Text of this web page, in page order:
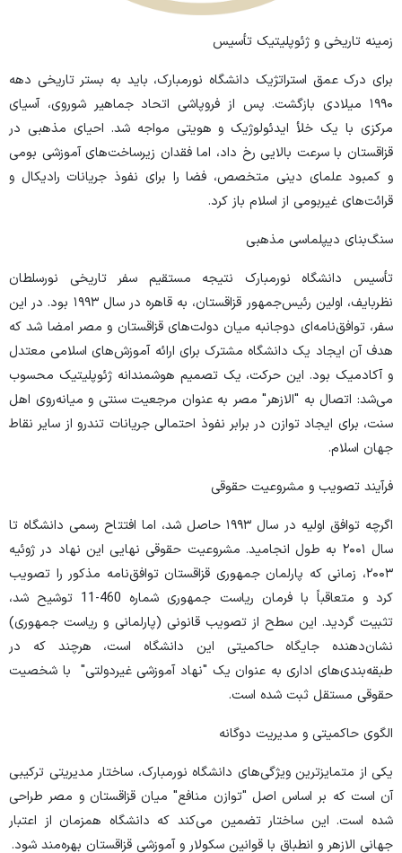
زمینه تاریخی و ژئوپلیتیک تأسیس
برای درک عمق استراتژیک دانشگاه نورمبارک، باید به بستر تاریخی دهه
۱۹۹۰ میلادی بازگشت. پس از فروپاشی اتحاد جماهیر شوروی، آسیای
مرکزی با یک خلأ ایدئولوژیک و هویتی مواجه شد. احیای مذهبی در
قزاقستان با سرعت بالایی رخ داد، اما فقدان زیرساخت‌های آموزشی بومی
و کمبود علمای دینی متخصص، فضا را برای نفوذ جریانات رادیکال و
قرائت‌های غیربومی از اسلام باز کرد.
سنگ‌بنای دیپلماسی مذهبی
تأسیس دانشگاه نورمبارک نتیجه مستقیم سفر تاریخی نورسلطان
نظربایف، اولین رئیس‌جمهور قزاقستان، به قاهره در سال ۱۹۹۳ بود. در این
سفر، توافق‌نامه‌ای دوجانبه میان دولت‌های قزاقستان و مصر امضا شد که
هدف آن ایجاد یک دانشگاه مشترک برای ارائه آموزش‌های اسلامی معتدل
و آکادمیک بود. این حرکت، یک تصمیم هوشمندانه ژئوپلیتیک محسوب
می‌شد: اتصال به "الازهر" مصر به عنوان مرجعیت سنتی و میانه‌روی اهل
سنت، برای ایجاد توازن در برابر نفوذ احتمالی جریانات تندرو از سایر نقاط
جهان اسلام.
فرآیند تصویب و مشروعیت حقوقی
اگرچه توافق اولیه در سال ۱۹۹۳ حاصل شد، اما افتتاح رسمی دانشگاه تا
سال ۲۰۰۱ به طول انجامید. مشروعیت حقوقی نهایی این نهاد در ژوئیه
۲۰۰۳، زمانی که پارلمان جمهوری قزاقستان توافق‌نامه مذکور را تصویب
کرد و متعاقباً با فرمان ریاست جمهوری شماره 460-11 توشیح شد،
تثبیت گردید. این سطح از تصویب قانونی (پارلمانی و ریاست جمهوری)
نشان‌دهنده جایگاه حاکمیتی این دانشگاه است، هرچند که در
طبقه‌بندی‌های اداری به عنوان یک "نهاد آموزشی غیردولتی" با شخصیت
حقوقی مستقل ثبت شده است.
الگوی حاکمیتی و مدیریت دوگانه
یکی از متمایزترین ویژگی‌های دانشگاه نورمبارک، ساختار مدیریتی ترکیبی
آن است که بر اساس اصل "توازن منافع" میان قزاقستان و مصر طراحی
شده است. این ساختار تضمین می‌کند که دانشگاه همزمان از اعتبار
جهانی الازهر و انطباق با قوانین سکولار و آموزشی قزاقستان بهره‌مند شود.